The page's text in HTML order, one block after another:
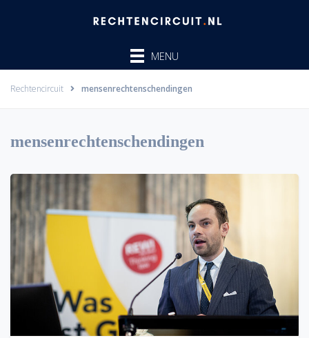
MENU
Rechtencircuit mensenrechtenschendingen
mensenrechtenschendingen